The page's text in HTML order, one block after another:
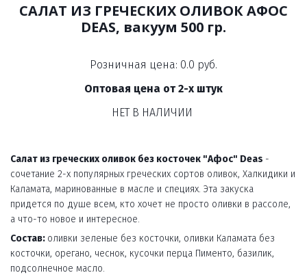
САЛАТ ИЗ ГРЕЧЕСКИХ ОЛИВОК АФОС
DEAS, вакуум 500 гр.
Розничная цена: 0.0 руб.
Оптовая цена от 2-х штук
НЕТ В НАЛИЧИИ
Салат из греческих оливок без косточек "Афос" Deas -
сочетание 2-х популярных греческих сортов оливок, Халкидики и
Каламата, маринованные в масле и специях. Эта закуска
придется по душе всем, кто хочет не просто оливки в рассоле,
а что-то новое и интересное.
Состав: оливки зеленые без косточки, оливки Каламата без
косточки, орегано, чеснок, кусочки перца Пименто, базилик,
подсолнечное масло.